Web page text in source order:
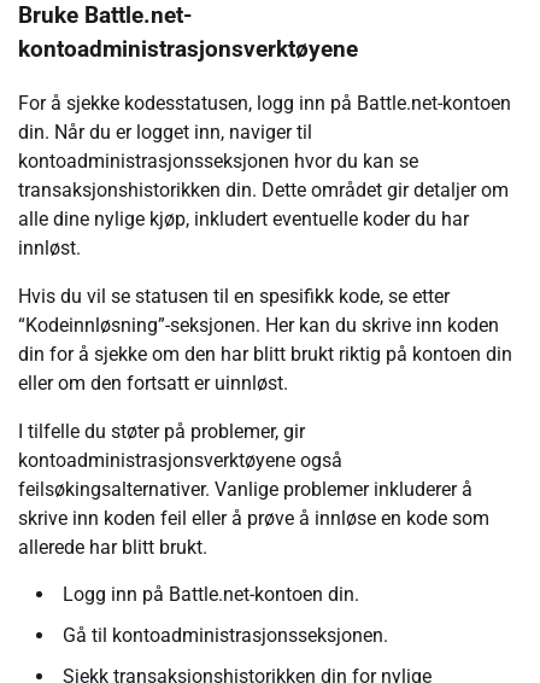
Bruke Battle.net-
kontoadministrasjonsverktøyene
For å sjekke kodesstatusen, logg inn på Battle.net-kontoen
din. Når du er logget inn, naviger til
kontoadministrasjonsseksjonen hvor du kan se
transaksjonshistorikken din. Dette området gir detaljer om
alle dine nylige kjøp, inkludert eventuelle koder du har
innløst.
Hvis du vil se statusen til en spesifikk kode, se etter
“Kodeinnløsning”-seksjonen. Her kan du skrive inn koden
din for å sjekke om den har blitt brukt riktig på kontoen din
eller om den fortsatt er uinnløst.
I tilfelle du støter på problemer, gir
kontoadministrasjonsverktøyene også
feilsøkingsalternativer. Vanlige problemer inkluderer å
skrive inn koden feil eller å prøve å innløse en kode som
allerede har blitt brukt.
Logg inn på Battle.net-kontoen din.
Gå til kontoadministrasjonsseksjonen.
Sjekk transaksjonshistorikken din for nylige